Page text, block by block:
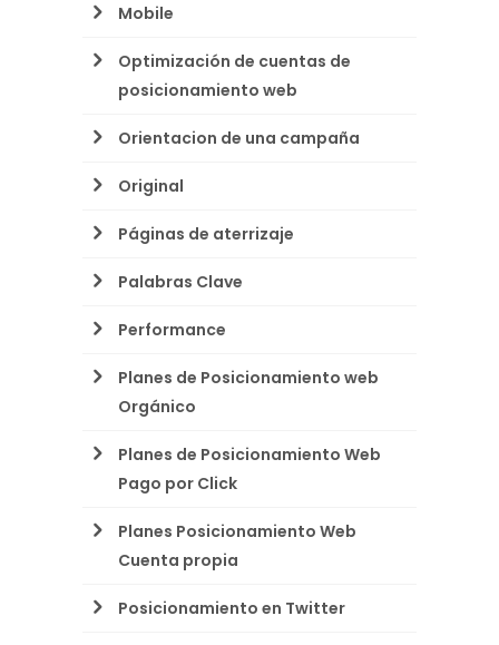
Mobile
Optimización de cuentas de
posicionamiento web
Orientacion de una campaña
Original
Páginas de aterrizaje
Palabras Clave
Performance
Planes de Posicionamiento web
Orgánico
Planes de Posicionamiento Web
Pago por Click
Planes Posicionamiento Web
Cuenta propia
Posicionamiento en Twitter